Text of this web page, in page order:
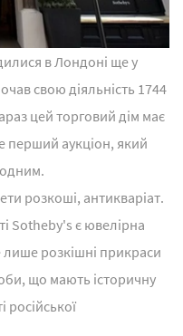
в Лондоні ще у
свою діяльність 1744
цей торговий дім має
перший аукціон, який
розкоші, антикваріат.
Sotheby's є ювелірна
розкішні прикраси
що мають історичну
російської